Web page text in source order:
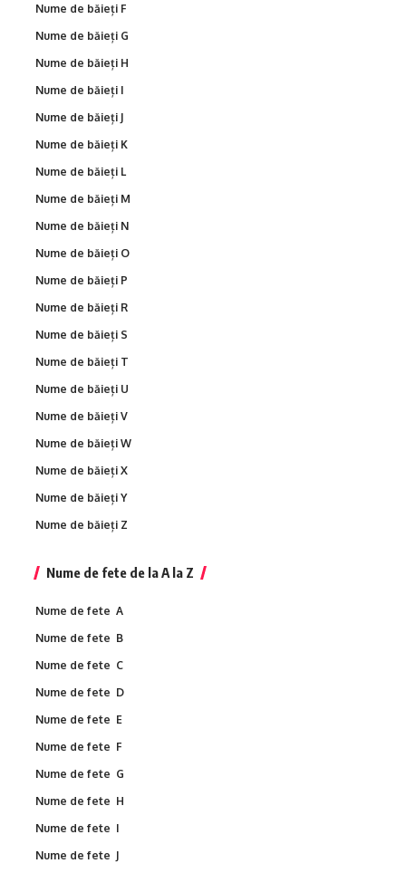
Nume de băieți F
Nume de băieți G
Nume de băieți H
Nume de băieți I
Nume de băieți J
Nume de băieți K
Nume de băieți L
Nume de băieți M
Nume de băieți N
Nume de băieți O
Nume de băieți P
Nume de băieți R
Nume de băieți S
Nume de băieți T
Nume de băieți U
Nume de băieți V
Nume de băieți W
Nume de băieți X
Nume de băieți Y
Nume de băieți Z
Nume de fete de la A la Z
Nume de fete A
Nume de fete B
Nume de fete C
Nume de fete D
Nume de fete E
Nume de fete F
Nume de fete G
Nume de fete H
Nume de fete I
Nume de fete J